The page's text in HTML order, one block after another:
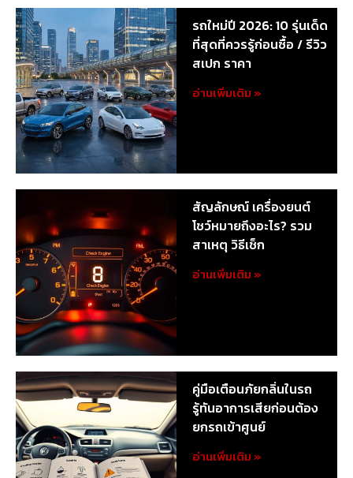
รถใหม่ปี 2026: 10 รุ่นเด็ด
ที่สุดที่ควรรู้ก่อนซื้อ / รีวิว
สเปก ราคา
อ่านเพิ่มเติม »
สัญลักษณ์ เครื่องยนต์
โชว์หมายถึงอะไร? รวม
สาเหตุ วิธีเช็ก
อ่านเพิ่มเติม »
คู่มือเตือนภัยกลิ่นในรถ
รู้ทันอาการเสียก่อนต้อง
ยกรถเข้าศูนย์
อ่านเพิ่มเติม »